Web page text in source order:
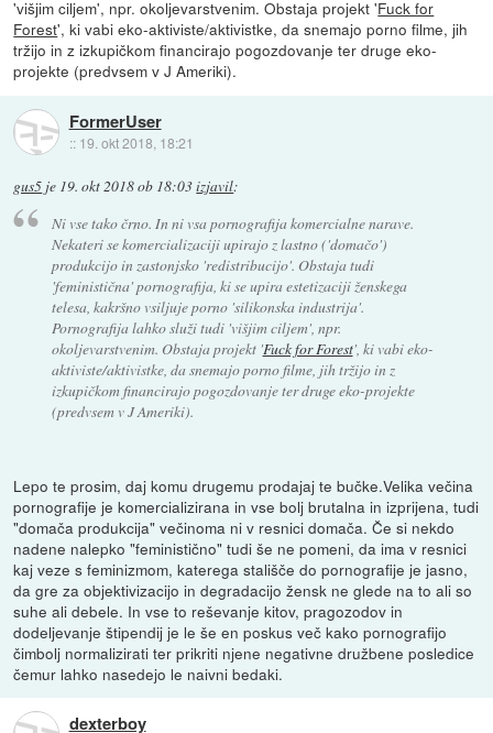
'višjim ciljem', npr. okoljevarstvenim. Obstaja projekt 'Fuck for
Forest', ki vabi eko-aktiviste/aktivistke, da snemajo porno filme, jih
tržijo in z izkupičkom financirajo pogozdovanje ter druge eko-
projekte (predvsem v J Ameriki).
FormerUser
:: 19. okt 2018, 18:21
gus5 je 19. okt 2018 ob 18:03izjavil:
Ni vse tako črno. In ni vsa pornografija komercialne narave.
Nekateri se komercializaciji upirajo z lastno ('domačo')
produkcijo in zastonjsko 'redistribucijo'. Obstaja tudi
'feministična' pornografija, ki se upira estetizaciji ženskega
telesa, kakršno vsiljuje porno 'silikonska industrija'.
Pornografija lahko služi tudi 'višjim ciljem', npr.
okoljevarstvenim. Obstaja projekt 'Fuck for Forest', ki vabi eko-
aktiviste/aktivistke, da snemajo porno filme, jih tržijo in z
izkupičkom financirajo pogozdovanje ter druge eko-projekte
(predvsem v J Ameriki).
Lepo te prosim, daj komu drugemu prodajaj te bučke.Velika večina
pornografije je komercializirana in vse bolj brutalna in izprijena, tudi
"domača produkcija" večinoma ni v resnici domača. Če si nekdo
nadene nalepko "feministično" tudi še ne pomeni, da ima v resnici
kaj veze s feminizmom, katerega stališče do pornografije je jasno,
da gre za objektivizacijo in degradacijo žensk ne glede na to ali so
suhe ali debele. In vse to reševanje kitov, pragozodov in
dodeljevanje štipendij je le še en poskus več kako pornografijo
čimbolj normalizirati ter prikriti njene negativne družbene posledice
čemur lahko nasedejo le naivni bedaki.
dexterboy